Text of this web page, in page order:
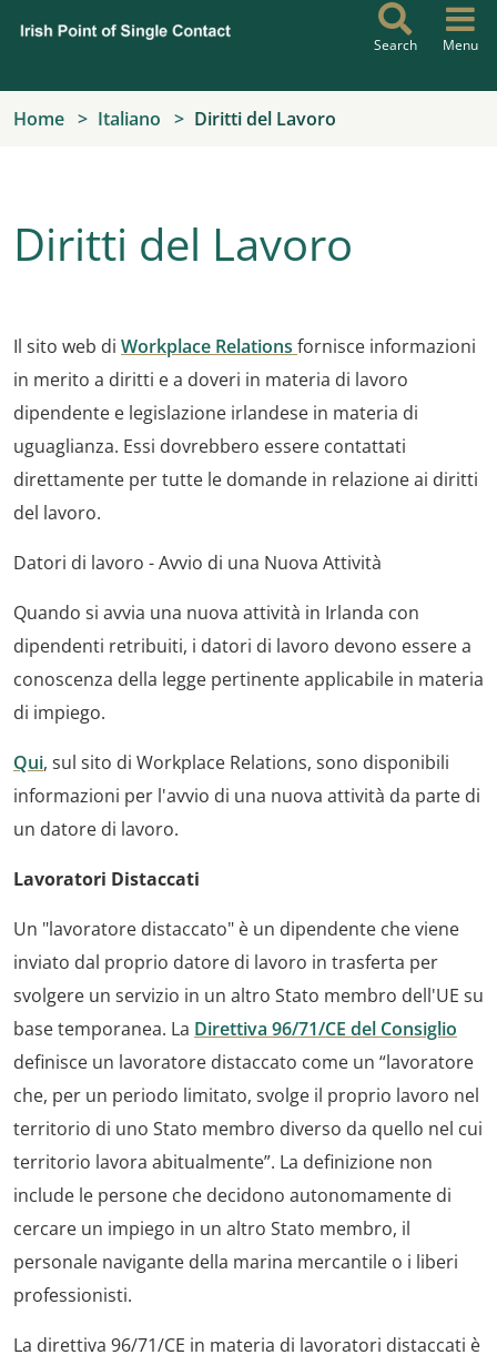
Search Menu
Home Italiano Diritti del Lavoro
Diritti del Lavoro
Il sito web di Workplace Relations fornisce informazioni
in merito a diritti e a doveri in materia di lavoro
dipendente e legislazione irlandese in materia di
uguaglianza. Essi dovrebbero essere contattati
direttamente per tutte le domande in relazione ai diritti
del lavoro.
Datori di lavoro - Avvio di una Nuova Attività
Quando si avvia una nuova attività in Irlanda con
dipendenti retribuiti, i datori di lavoro devono essere a
conoscenza della legge pertinente applicabile in materia
di impiego.
Qui, sul sito di Workplace Relations, sono disponibili
informazioni per l'avvio di una nuova attività da parte di
un datore di lavoro.
Lavoratori Distaccati
Un "lavoratore distaccato" è un dipendente che viene
inviato dal proprio datore di lavoro in trasferta per
svolgere un servizio in un altro Stato membro dell'UE su
base temporanea. La Direttiva 96/71/CE del Consiglio
definisce un lavoratore distaccato come un “lavoratore
che, per un periodo limitato, svolge il proprio lavoro nel
territorio di uno Stato membro diverso da quello nel cui
territorio lavora abitualmente”. La definizione non
include le persone che decidono autonomamente di
cercare un impiego in un altro Stato membro, il
personale navigante della marina mercantile o i liberi
professionisti.
La direttiva 96/71/CE in materia di lavoratori distaccati è